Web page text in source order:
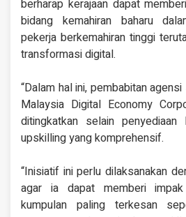
berharap kerajaan dapat
bidang kemahiran baharu
pekerja berkemahiran tinggi
transformasi digital.
“Dalam hal ini, pembabitan
Malaysia Digital Economy
ditingkatkan selain
upskilling yang komprehensif.
“Inisiatif ini perlu dilaksanakan
agar ia dapat memberi
kumpulan paling terkesan